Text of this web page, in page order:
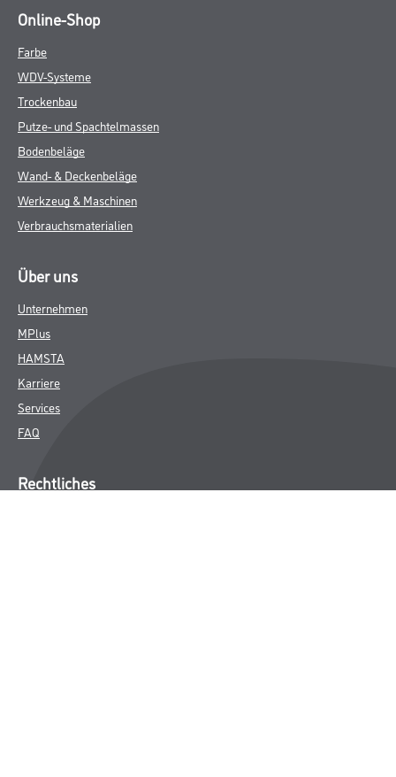
Online-Shop
Farbe
WDV-Systeme
Trockenbau
Putze- und Spachtelmassen
Bodenbeläge
Wand- & Deckenbeläge
Werkzeug & Maschinen
Verbrauchsmaterialien
Über uns
Unternehmen
MPlus
HAMSTA
Karriere
Services
FAQ
Rechtliches